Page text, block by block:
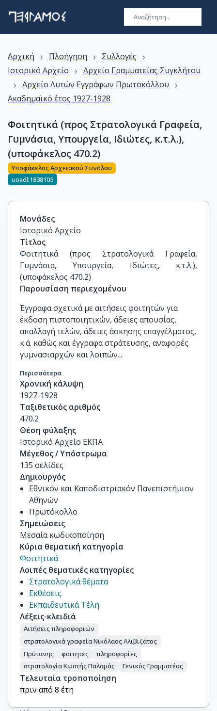
Αρχική › Πλοήγηση › Συλλογές ›
Ιστορικό Αρχείο › Αρχείο Γραμματείας Συγκλήτου
› Αρχείο Λυτών Εγγράφων Πρωτοκόλλου ›
Ακαδημαϊκό έτος 1927-1928
Φοιτητικά (προς Στρατολογικά Γραφεία,
Γυμνάσια, Υπουργεία, Ιδιώτες, κ.τ.λ.),
(υποφάκελος 470.2)
Υποφάκελος Αρχειακού Συνόλου
uoadl:1838105
Μονάδες
Ιστορικό Αρχείο
Τίτλος
Φοιτητικά (προς Στρατολογικά Γραφεία,
Γυμνάσια, Υπουργεία, Ιδιώτες, κ.τ.λ.),
(υποφάκελος 470.2)
Παρουσίαση περιεχομένου
Έγγραφα σχετικά με αιτήσεις φοιτητών για
έκδοση πιστοποιητικών, άδειες απουσίας,
απαλλαγή τελών, άδειες άσκησης επαγγέλματος,
κ.ά. καθώς και έγγραφα στράτευσης, αναφορές
γυμνασιαρχών και λοιπών...
Περισσότερα
Χρονική κάλυψη
1927-1928
Ταξιθετικός αριθμός
470.2
Θέση φύλαξης
Ιστορικό Αρχείο ΕΚΠΑ
Μέγεθος / Υπόστρωμα
135 σελίδες
Δημιουργός
Εθνικόν και Καποδιστριακόν Πανεπιστήμιον
Αθηνών
Πρωτόκολλο
Σημειώσεις
Μεσαία κωδικοποίηση
Κύρια θεματική κατηγορία
Φοιτητικά
Λοιπές θεματικές κατηγορίες
Στρατολογικά θέματα
Εκθέσεις
Εκπαιδευτικά Τέλη
Λέξεις-κλειδιά
Αιτήσεις πληροφοριών
στρατολογικά γραφεία Νικόλαος Αλιβιζάτος
Πρύτανης
φοιτητές
πληροφορίες
στρατολογία Κωστής Παλαμάς
Γενικός Γραμματέας
Τελευταία τροποποίηση
πριν από 8 έτη